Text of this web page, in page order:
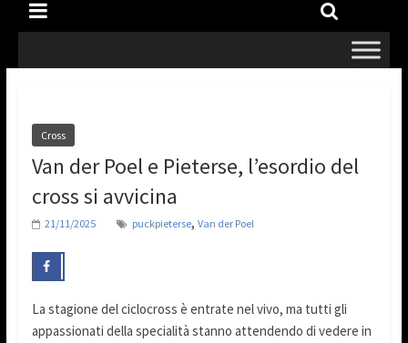
Cross
Van der Poel e Pieterse, l’esordio del
cross si avvicina
21/11/2025 puckpieterse, Van der Poel
La stagione del ciclocross è entrate nel vivo, ma tutti gli
appassionati della specialità stanno attendendo di vedere in